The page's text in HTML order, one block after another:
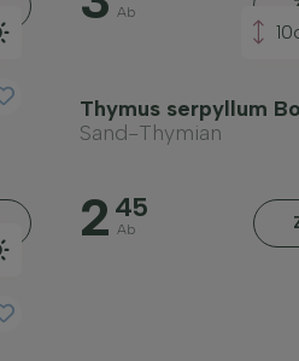
Ab
Thymus serpyllum
Sand-Thymian
2 45
Ab